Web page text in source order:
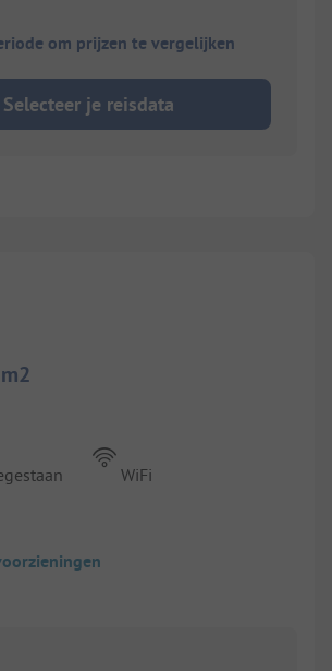
om prijzen te vergelijken
Selecteer je reisdata
WiFi